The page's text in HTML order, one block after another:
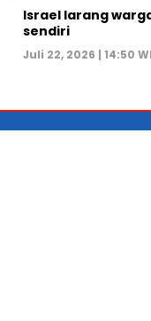
Israel larang
sendiri
Juli 22, 2026 | 14:50